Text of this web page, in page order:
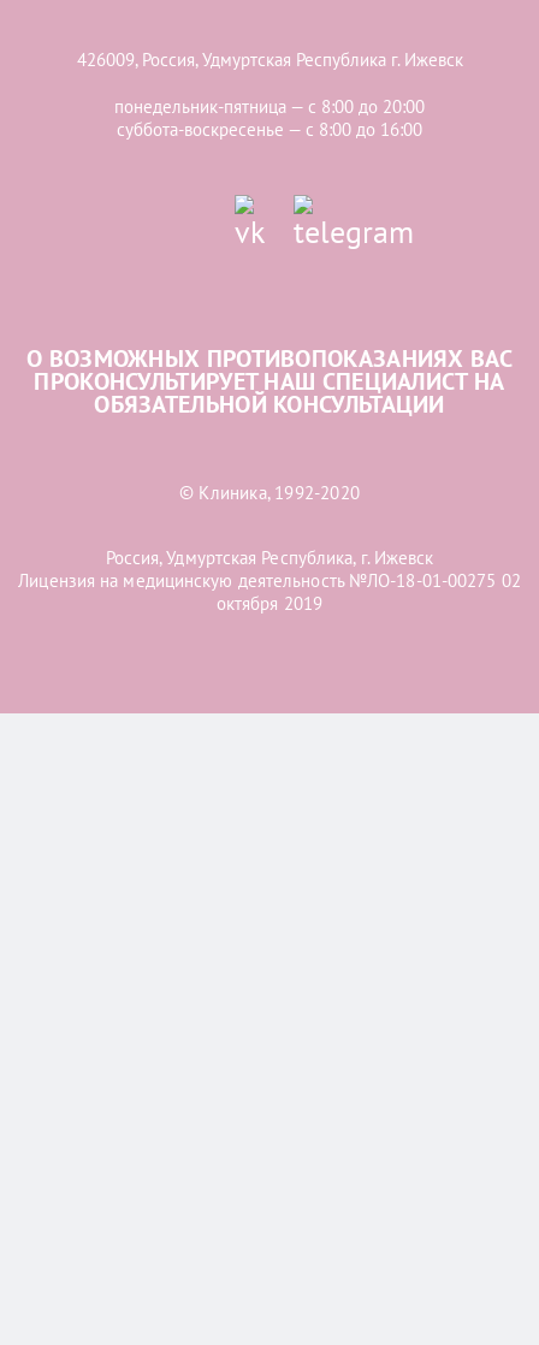
426009, Россия, Удмуртская Республика г. Ижевск
понедельник-пятница — с 8:00 до 20:00
суббота-воскресенье — с 8:00 до 16:00
О ВОЗМОЖНЫХ ПРОТИВОПОКАЗАНИЯХ ВАС
ПРОКОНСУЛЬТИРУЕТ НАШ СПЕЦИАЛИСТ НА
ОБЯЗАТЕЛЬНОЙ КОНСУЛЬТАЦИИ
© Клиника, 1992-2020
Россия, Удмуртская Республика, г. Ижевск
Лицензия на медицинскую деятельность №ЛО-18-01-00275 02
октября 2019